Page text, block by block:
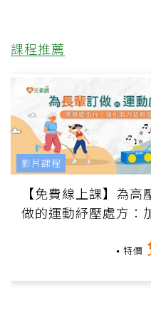
課程推薦
【免費線上課】為高
做的運動紓壓處方：
特價
影片課程